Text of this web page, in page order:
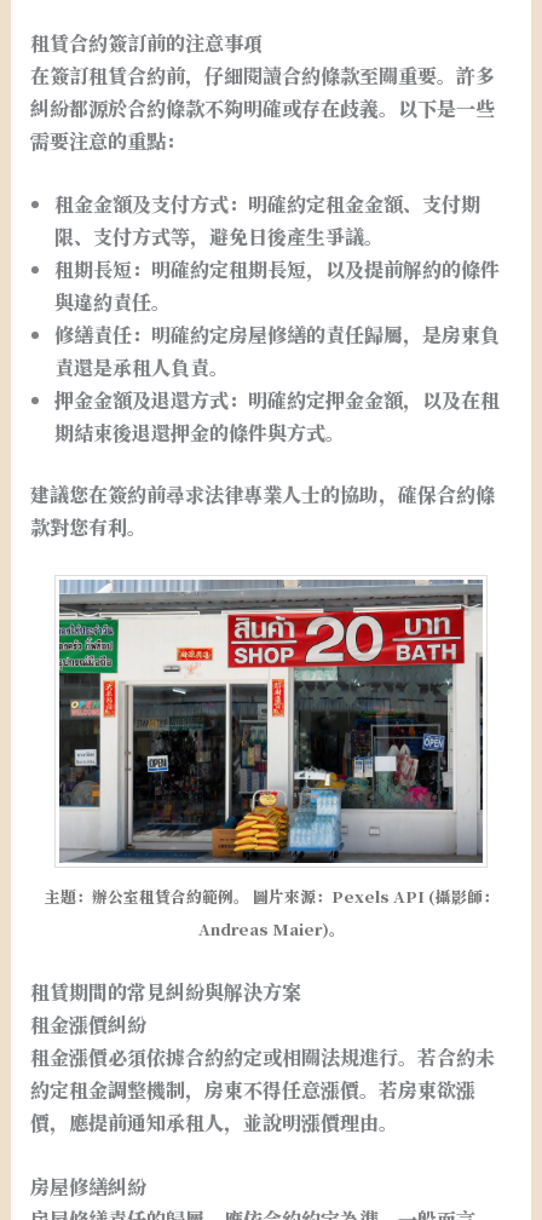
租賃合約簽訂前的注意事項
在簽訂租賃合約前，仔細閱讀合約條款至關重要。許多
糾紛都源於合約條款不夠明確或存在歧義。以下是一些
需要注意的重點：
租金金額及支付方式：明確約定租金金額、支付期
限、支付方式等，避免日後產生爭議。
租期長短：明確約定租期長短，以及提前解約的條件
與違約責任。
修繕責任：明確約定房屋修繕的責任歸屬，是房東負
責還是承租人負責。
押金金額及退還方式：明確約定押金金額，以及在租
期結束後退還押金的條件與方式。
建議您在簽約前尋求法律專業人士的協助，確保合約條
款對您有利。
主題：辦公室租賃合約範例。 圖片來源：Pexels API (攝影師：
Andreas Maier)。
租賃期間的常見糾紛與解決方案
租金漲價糾紛
租金漲價必須依據合約約定或相關法規進行。若合約未
約定租金調整機制，房東不得任意漲價。若房東欲漲
價，應提前通知承租人，並說明漲價理由。
房屋修繕糾紛